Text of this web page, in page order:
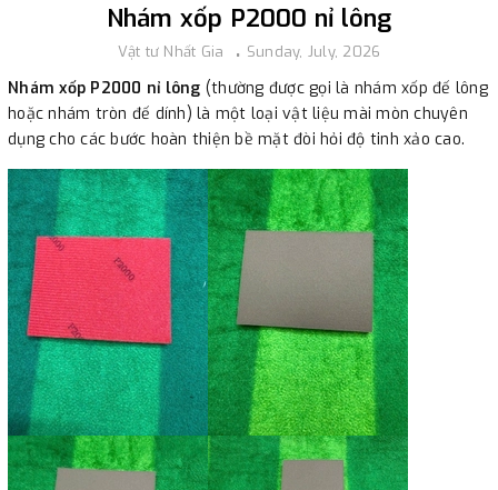
Nhám xốp P2000 nỉ lông
Vật tư Nhất Gia Sunday, July, 2026
Nhám xốp P2000 nỉ lông (thường được gọi là nhám xốp đế lông
hoặc nhám tròn đế dính) là một loại vật liệu mài mòn chuyên
dụng cho các bước hoàn thiện bề mặt đòi hỏi độ tinh xảo cao.